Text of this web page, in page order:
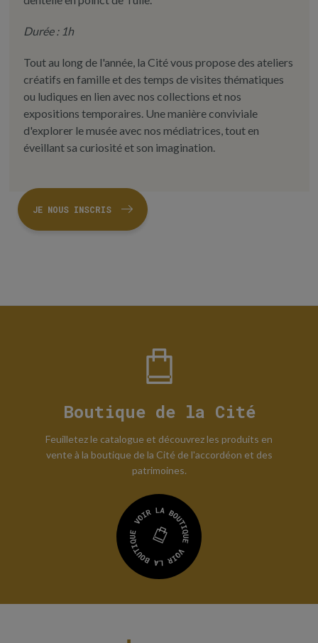
Durée : 1h
Tout au long de l'année, la Cité vous propose des ateliers
créatifs en famille et des temps de visites thématiques
ou ludiques en lien avec nos collections et nos
expositions temporaires. Une manière conviviale
d'explorer le musée avec nos médiatrices, tout en
éveillant sa curiosité et son imagination.
JE NOUS INSCRIS
Boutique de la Cité
Feuilletez le catalogue et découvrez les produits en
vente à la boutique de la Cité de l'accordéon et des
patrimoines.